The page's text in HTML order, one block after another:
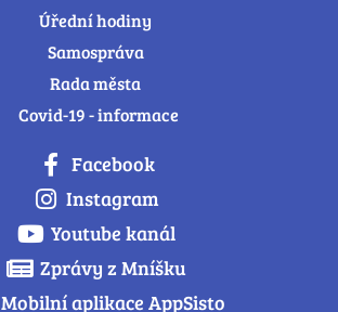
Úřední hodiny
Samospráva
Rada města
Covid-19 - informace
Facebook
Instagram
Youtube kanál
Zprávy z Mníšku
Mobilní aplikace AppSisto